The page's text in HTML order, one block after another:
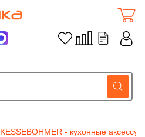
KESSEBOHMER - кухонные